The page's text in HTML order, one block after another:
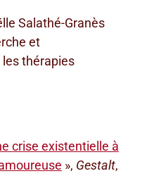
Salathé-Granès
et
thérapies
crise existentielle à
», Gestalt,